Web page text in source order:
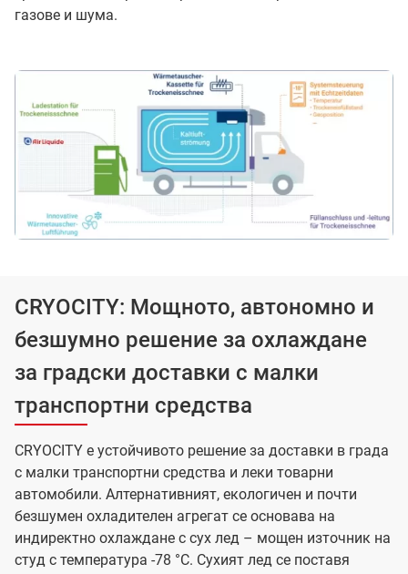
газове и шума.
CRYOCITY: Мощното, автономно и
безшумно решение за охлаждане
за градски доставки с малки
транспортни средства
CRYOCITY е устойчивото решение за доставки в града
с малки транспортни средства и леки товарни
автомобили. Алтернативният, екологичен и почти
безшумен охладителен агрегат се основава на
индиректно охлаждане с сух лед – мощен източник на
студ с температура -78 °C. Сухият лед се поставя